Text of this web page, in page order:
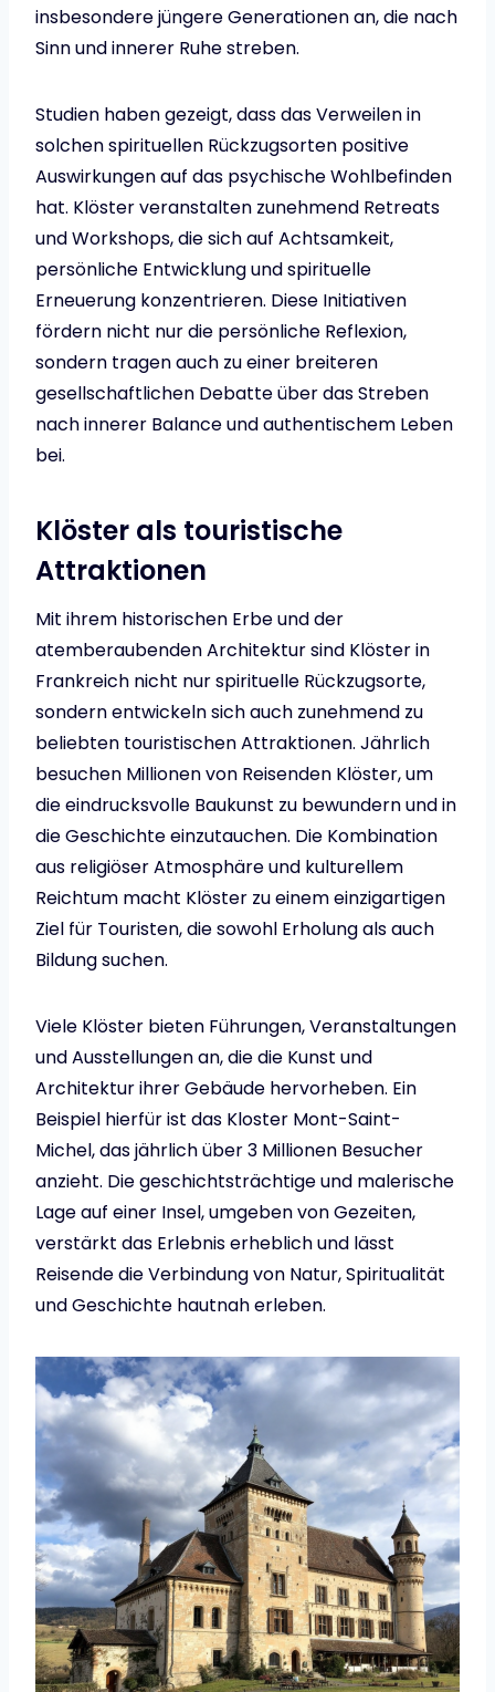
insbesondere jüngere Generationen an, die nach
Sinn und innerer Ruhe streben.
Studien haben gezeigt, dass das Verweilen in
solchen spirituellen Rückzugsorten positive
Auswirkungen auf das psychische Wohlbefinden
hat. Klöster veranstalten zunehmend Retreats
und Workshops, die sich auf Achtsamkeit,
persönliche Entwicklung und spirituelle
Erneuerung konzentrieren. Diese Initiativen
fördern nicht nur die persönliche Reflexion,
sondern tragen auch zu einer breiteren
gesellschaftlichen Debatte über das Streben
nach innerer Balance und authentischem Leben
bei.
Klöster als touristische
Attraktionen
Mit ihrem historischen Erbe und der
atemberaubenden Architektur sind Klöster in
Frankreich nicht nur spirituelle Rückzugsorte,
sondern entwickeln sich auch zunehmend zu
beliebten touristischen Attraktionen. Jährlich
besuchen Millionen von Reisenden Klöster, um
die eindrucksvolle Baukunst zu bewundern und in
die Geschichte einzutauchen. Die Kombination
aus religiöser Atmosphäre und kulturellem
Reichtum macht Klöster zu einem einzigartigen
Ziel für Touristen, die sowohl Erholung als auch
Bildung suchen.
Viele Klöster bieten Führungen, Veranstaltungen
und Ausstellungen an, die die Kunst und
Architektur ihrer Gebäude hervorheben. Ein
Beispiel hierfür ist das Kloster Mont-Saint-
Michel, das jährlich über 3 Millionen Besucher
anzieht. Die geschichtsträchtige und malerische
Lage auf einer Insel, umgeben von Gezeiten,
verstärkt das Erlebnis erheblich und lässt
Reisende die Verbindung von Natur, Spiritualität
und Geschichte hautnah erleben.